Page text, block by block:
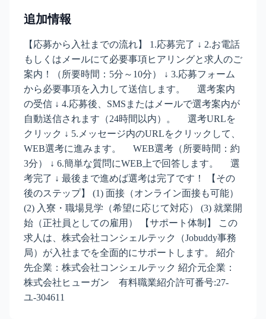
追加情報
【応募から入社までの流れ】 1.応募完了 ↓ 2.お電話
もしくはメールにて必要事項ヒアリングと求人のご
案内！（所要時間：5分～10分） ↓ 3.応募フォーム
から必要事項を入力して送信します。 選考案内
の受信 ↓ 4.応募後、SMSまたはメールで選考案内が
自動送信されます（24時間以内）。 選考URLを
クリック ↓ 5.メッセージ内のURLをクリックして、
WEB選考に進みます。 WEB選考（所要時間：約
3分） ↓ 6.簡単な質問にWEB上で回答します。 選
考完了 ↓ 最後まで進めば選考は完了です！ 【その
後のステップ】 (1) 面接（オンライン面接も可能）
(2) 入寮・職場見学（希望に応じて対応） (3) 就業開
始（正社員としての雇用） 【サポート体制】 この
求人は、株式会社コンシェルテック（Jobuddy事務
局）が入社までを全面的にサポートします。 紹介
先企業：株式会社コンシェルテック 紹介元企業：
株式会社ヒューガン 有料職業紹介許可番号:27-
ユ-304611